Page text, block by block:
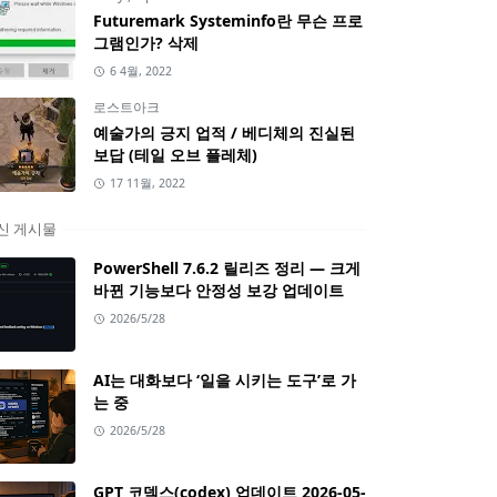
Futuremark Systeminfo란 무슨 프로
그램인가? 삭제
6 4월, 2022
로스트아크
예술가의 긍지 업적 / 베디체의 진실된
보답 (테일 오브 플레체)
17 11월, 2022
게시물
PowerShell 7.6.2 릴리즈 정리 — 크게
바뀐 기능보다 안정성 보강 업데이트
2026/5/28
AI는 대화보다 ‘일을 시키는 도구’로 가
는 중
2026/5/28
GPT 코덱스(codex) 업데이트 2026-05-